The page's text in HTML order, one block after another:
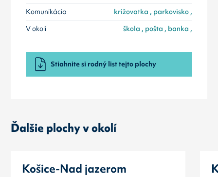
Komunikácia
križovatka , parkovisko ,
V okolí
škola , pošta , banka ,
Stiahnite si rodný list tejto plochy
Ďalšie plochy v okolí
Košice-Nad jazerom